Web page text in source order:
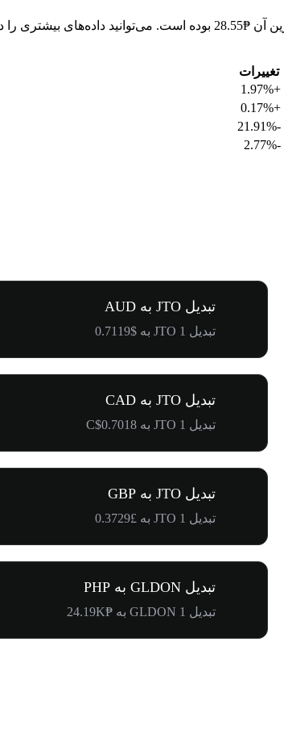
تغییرات
+1.97%
+0.17%
-21.91%
-2.77%
تبدیل JTO به AUD
تبدیل 1 JTO به $0.7119
تبدیل JTO به CAD
تبدیل 1 JTO به C$0.7018
تبدیل JTO به GBP
تبدیل 1 JTO به £0.3729
تبدیل GLDON به PHP
تبدیل 1 GLDON به ₱24.19K